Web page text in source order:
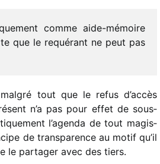
comme aide-mémoire
que le requé­rant ne peut pas
tout que le refus d’ac­cès
n’a pas pour effet de sous­
l’agenda de tout magis­
de trans­pa­rence au motif qu’il
le parta­ger avec des tiers.